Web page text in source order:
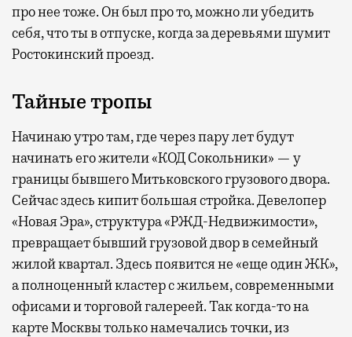
про нее тоже. Он был про то, можно ли убедить
себя, что ты в отпуске, когда за деревьями шумит
Ростокинский проезд.
Тайные тропы
Начинаю утро там, где через пару лет будут
начинать его жители «КОД Сокольники» — у
границы бывшего Митьковского грузового двора.
Сейчас здесь кипит большая стройка. Девелопер
«Новая Эра», структура «РЖД-Недвижимости»,
превращает бывший грузовой двор в семейный
жилой квартал. Здесь появится не «еще один ЖК»,
а полноценный кластер с жильем, современными
офисами и торговой галереей. Так когда-то на
карте Москвы только намечались точки, из